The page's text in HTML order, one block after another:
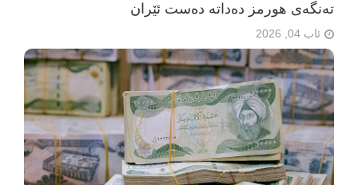
تەنگەی هورمز دەداتە دەست ئێران
ئاب 04, 2026